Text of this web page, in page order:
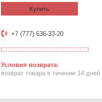
Купить
+7 (777) 636-33-20
возврат товара в течение 14 дней